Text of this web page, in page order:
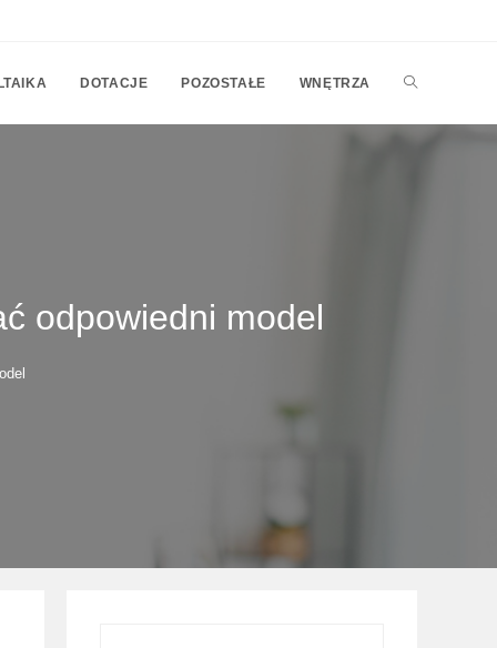
DOTACJE POZOSTAŁE WNĘTRZA TOGGLE
odpowiedni model